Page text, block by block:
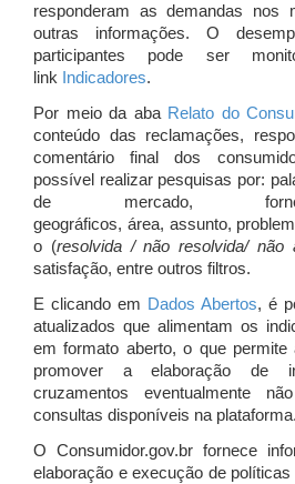
responderam as demandas nos
outras informações. O
participantes pode ser
link Indicadores.
Por meio da aba Relato do
conteúdo das reclamações,
comentário final dos
possível realizar pesquisas por:
de mercado,
geográficos, área, assunto,
o (resolvida / não resolvida/ não
satisfação, entre outros filtros.
E clicando em Dados Abertos, é
atualizados que alimentam os
em formato aberto, o que permite
promover a elaboração de
cruzamentos eventualmente
consultas disponíveis na plataforma.
O Consumidor.gov.br fornece
elaboração e execução de